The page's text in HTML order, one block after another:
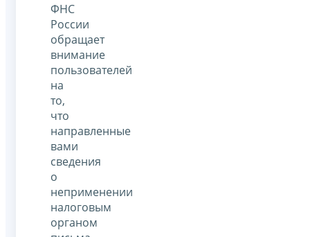
ФНС
России
обращает
внимание
пользователей
на
то,
что
направленные
вами
сведения
о
неприменении
налоговым
органом